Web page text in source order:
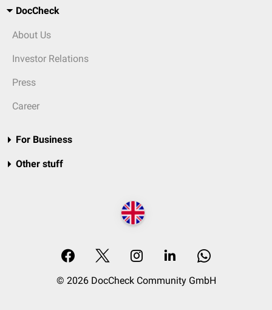
DocCheck
About Us
Investor Relations
Press
Career
For Business
Other stuff
© 2026 DocCheck Community GmbH